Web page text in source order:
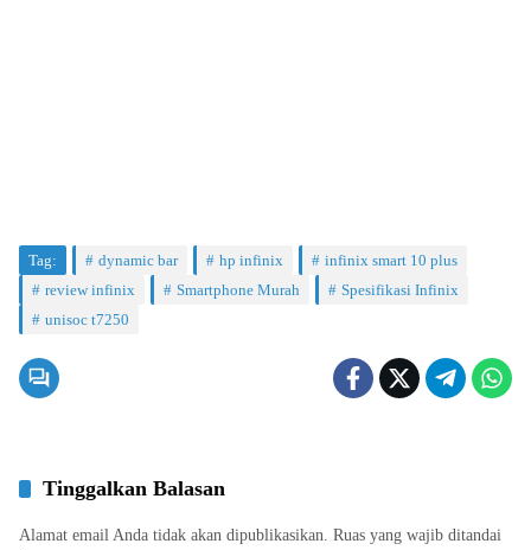
Tag: dynamic bar hp infinix
infinix smart 10 plus
review infinix
Smartphone Murah
Spesifikasi Infinix
unisoc t7250
Tinggalkan Balasan
Alamat email Anda tidak akan dipublikasikan. Ruas yang wajib ditandai